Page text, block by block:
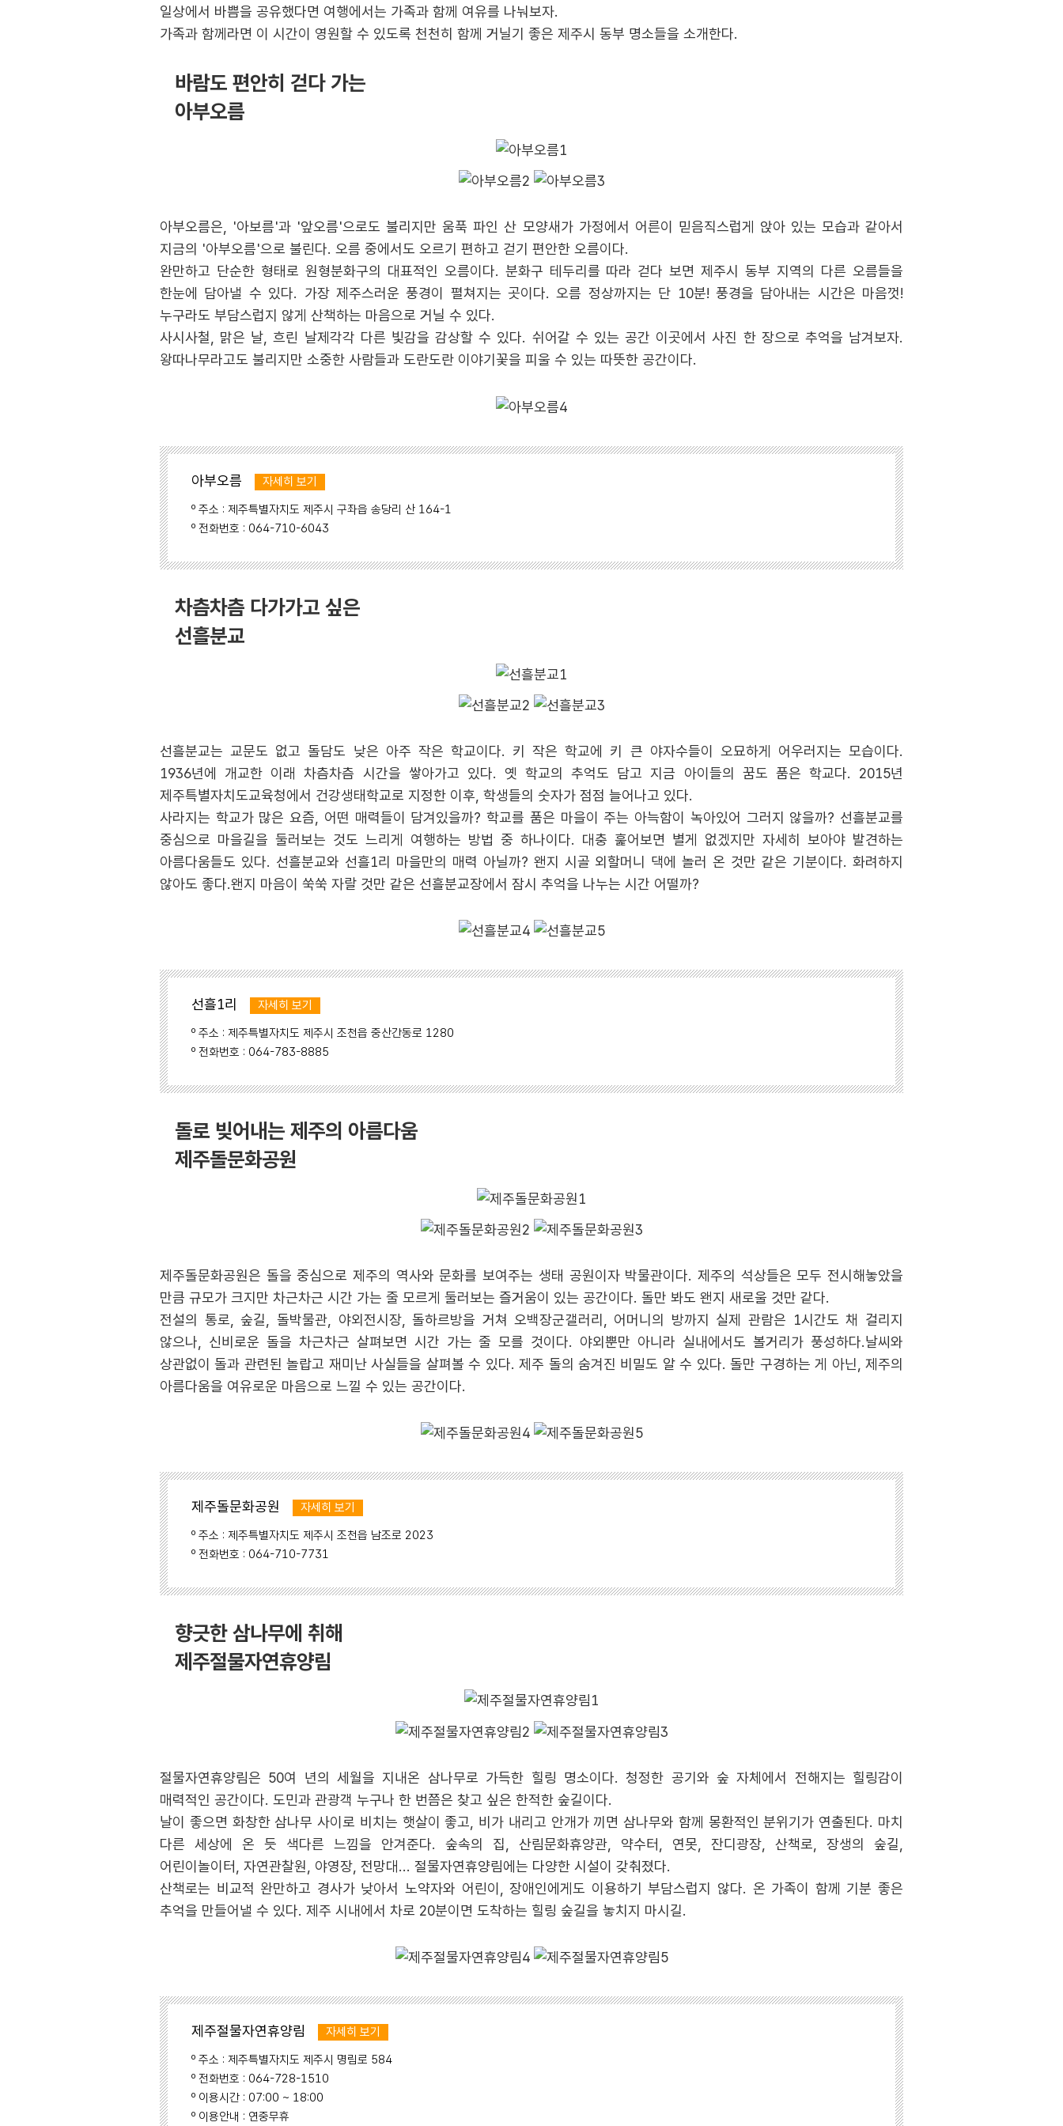
일상에서 바쁨을 공유했다면 여행에서는 가족과 함께 여유를 나눠보자.
가족과 함께라면 이 시간이 영원할 수 있도록 천천히 함께 거닐기 좋은 제주시 동부 명소들을 소개한다.
바람도 편안히 걷다 가는
아부오름
아부오름은, '아보름'과 '앞오름'으로도 불리지만 움푹 파인 산 모양새가 가정에서 어른이 믿음직스럽게 앉아 있는 모습과 같아서
지금의 '아부오름'으로 불린다. 오름 중에서도 오르기 편하고 걷기 편안한 오름이다.
완만하고 단순한 형태로 원형분화구의 대표적인 오름이다. 분화구 테두리를 따라 걷다 보면 제주시 동부 지역의 다른 오름들을
한눈에 담아낼 수 있다. 가장 제주스러운 풍경이 펼쳐지는 곳이다. 오름 정상까지는 단 10분! 풍경을 담아내는 시간은 마음껏!
누구라도 부담스럽지 않게 산책하는 마음으로 거닐 수 있다.
사시사철, 맑은 날, 흐린 날제각각 다른 빛감을 감상할 수 있다. 쉬어갈 수 있는 공간 이곳에서 사진 한 장으로 추억을 남겨보자.
왕따나무라고도 불리지만 소중한 사람들과 도란도란 이야기꽃을 피울 수 있는 따뜻한 공간이다.
아부오름
자세히 보기
º 주소 : 제주특별자치도 제주시 구좌읍 송당리 산 164-1
º 전화번호 : 064-710-6043
차츰차츰 다가가고 싶은
선흘분교
선흘분교는 교문도 없고 돌담도 낮은 아주 작은 학교이다. 키 작은 학교에 키 큰 야자수들이 오묘하게 어우러지는 모습이다.
1936년에 개교한 이래 차츰차츰 시간을 쌓아가고 있다. 옛 학교의 추억도 담고 지금 아이들의 꿈도 품은 학교다. 2015년
제주특별자치도교육청에서 건강생태학교로 지정한 이후, 학생들의 숫자가 점점 늘어나고 있다.
사라지는 학교가 많은 요즘, 어떤 매력들이 담겨있을까? 학교를 품은 마을이 주는 아늑함이 녹아있어 그러지 않을까? 선흘분교를
중심으로 마을길을 둘러보는 것도 느리게 여행하는 방법 중 하나이다. 대충 훑어보면 별게 없겠지만 자세히 보아야 발견하는
아름다움들도 있다. 선흘분교와 선흘1리 마을만의 매력 아닐까? 왠지 시골 외할머니 댁에 놀러 온 것만 같은 기분이다. 화려하지
않아도 좋다.왠지 마음이 쑥쑥 자랄 것만 같은 선흘분교장에서 잠시 추억을 나누는 시간 어떨까?
선흘1리
자세히 보기
º 주소 : 제주특별자치도 제주시 조천읍 중산간동로 1280
º 전화번호 : 064-783-8885
돌로 빚어내는 제주의 아름다움
제주돌문화공원
제주돌문화공원은 돌을 중심으로 제주의 역사와 문화를 보여주는 생태 공원이자 박물관이다. 제주의 석상들은 모두 전시해놓았을
만큼 규모가 크지만 차근차근 시간 가는 줄 모르게 둘러보는 즐거움이 있는 공간이다. 돌만 봐도 왠지 새로울 것만 같다.
전설의 통로, 숲길, 돌박물관, 야외전시장, 돌하르방을 거쳐 오백장군갤러리, 어머니의 방까지 실제 관람은 1시간도 채 걸리지
않으나, 신비로운 돌을 차근차근 살펴보면 시간 가는 줄 모를 것이다. 야외뿐만 아니라 실내에서도 볼거리가 풍성하다.날씨와
상관없이 돌과 관련된 놀랍고 재미난 사실들을 살펴볼 수 있다. 제주 돌의 숨겨진 비밀도 알 수 있다. 돌만 구경하는 게 아닌, 제주의
아름다움을 여유로운 마음으로 느낄 수 있는 공간이다.
제주돌문화공원
자세히 보기
º 주소 : 제주특별자치도 제주시 조천읍 남조로 2023
º 전화번호 : 064-710-7731
향긋한 삼나무에 취해
제주절물자연휴양림
절물자연휴양림은 50여 년의 세월을 지내온 삼나무로 가득한 힐링 명소이다. 청정한 공기와 숲 자체에서 전해지는 힐링감이
매력적인 공간이다. 도민과 관광객 누구나 한 번쯤은 찾고 싶은 한적한 숲길이다.
날이 좋으면 화창한 삼나무 사이로 비치는 햇살이 좋고, 비가 내리고 안개가 끼면 삼나무와 함께 몽환적인 분위기가 연출된다. 마치
다른 세상에 온 듯 색다른 느낌을 안겨준다. 숲속의 집, 산림문화휴양관, 약수터, 연못, 잔디광장, 산책로, 장생의 숲길,
어린이놀이터, 자연관찰원, 야영장, 전망대... 절물자연휴양림에는 다양한 시설이 갖춰졌다.
산책로는 비교적 완만하고 경사가 낮아서 노약자와 어린이, 장애인에게도 이용하기 부담스럽지 않다. 온 가족이 함께 기분 좋은
추억을 만들어낼 수 있다. 제주 시내에서 차로 20분이면 도착하는 힐링 숲길을 놓치지 마시길.
제주절물자연휴양림
자세히 보기
º 주소 : 제주특별자치도 제주시 명림로 584
º 전화번호 : 064-728-1510
º 이용시간 : 07:00 ~ 18:00
º 이용안내 : 연중무휴